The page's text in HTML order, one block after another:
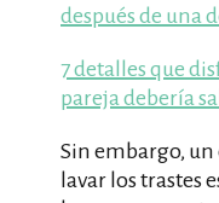
después de una
7 detalles que
pareja debería
Sin embargo,
lavar los trastes